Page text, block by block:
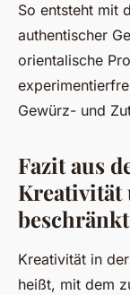
So entsteht mit
authentischer
orientalische
Gewürz- und
Fazit aus
Kreativität
Kreativität in
heißt, mit dem